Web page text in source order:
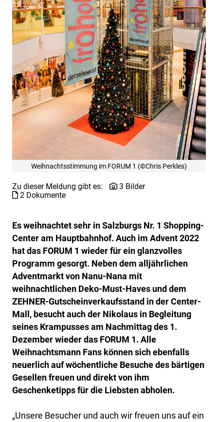
Weihnachtsstimmung im FORUM 1 (©Chris Perkles)
Zu dieser Meldung gibt es:
3 Bilder
2 Dokumente
Es weihnachtet sehr in Salzburgs Nr. 1 Shopping-
Center am Hauptbahnhof. Auch im Advent 2022
hat das FORUM 1 wieder für ein glanzvolles
Programm gesorgt. Neben dem alljährlichen
Adventmarkt von Nanu-Nana mit
weihnachtlichen Deko-Must-Haves und dem
ZEHNER-Gutscheinverkaufsstand in der Center-
Mall, besucht auch der Nikolaus in Begleitung
seines Krampusses am Nachmittag des 1.
Dezember wieder das FORUM 1. Alle
Weihnachtsmann Fans können sich ebenfalls
neuerlich auf wöchentliche Besuche des bärtigen
Gesellen freuen und direkt von ihm
Geschenketipps für die Liebsten abholen.
„Unsere Besucher und auch wir freuen uns auf ein